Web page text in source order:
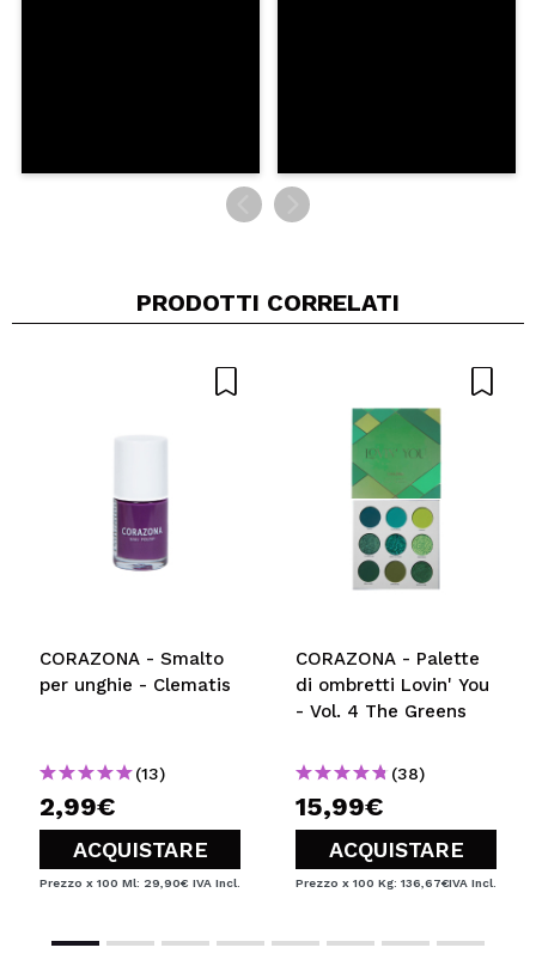
PRODOTTI CORRELATI
CORAZONA - Smalto
per unghie - Clematis
(13)
2,99€
ACQUISTARE
Prezzo x 100 Ml: 29,90€ IVA Incl.
CORAZONA - Palette
di ombretti Lovin' You
- Vol. 4 The Greens
(38)
15,99€
ACQUISTARE
Prezzo x 100 Kg: 136,67€IVA Incl.